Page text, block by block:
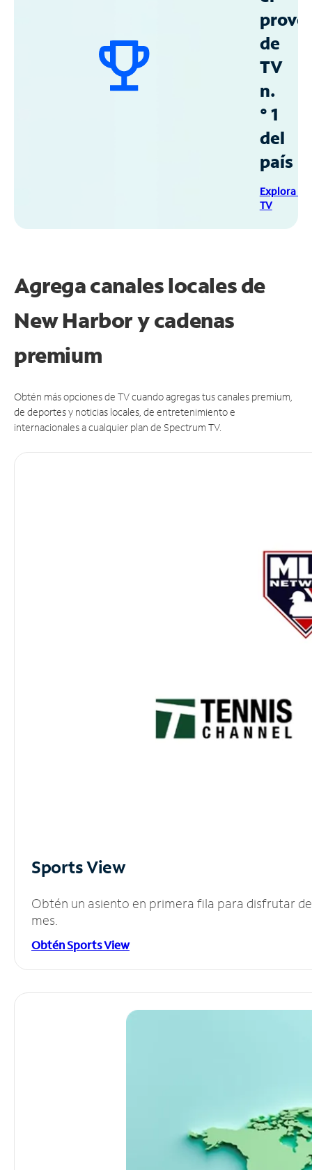
de
TV
n.
° 1
del
país
Explora
TV
Agrega canales locales de
New Harbor y cadenas
premium
Obtén más opciones de TV cuando agregas tus canales premium,
de deportes y noticias locales, de entretenimiento e
internacionales a cualquier plan de Spectrum TV.
Sports View
Obtén un asiento en primera fila para disfrutar
mes.
Obtén Sports View